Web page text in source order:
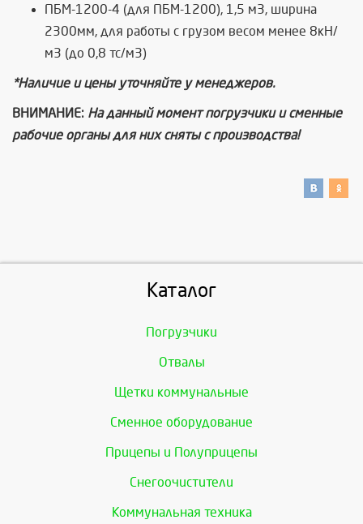
ПБМ-1200-4 (для ПБМ-1200), 1,5 м3, ширина
2300мм, для работы с грузом весом менее 8кН/
м3 (до 0,8 тс/м3)
*Наличие и цены уточняйте у менеджеров.
ВНИМАНИЕ: На данный момент погрузчики и сменные
рабочие органы для них сняты с производства!
Каталог
Погрузчики
Отвалы
Щетки коммунальные
Сменное оборудование
Прицепы и Полуприцепы
Снегоочистители
Коммунальная техника